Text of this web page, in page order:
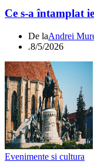
Ce s-a întamplat
De laAndrei
.8/5/2026
Evenimente si cultura